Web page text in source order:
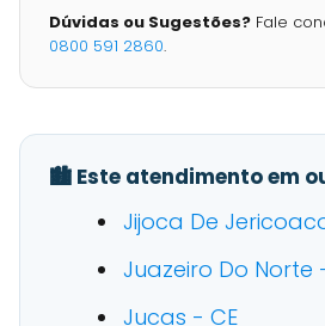
Dúvidas ou Sugestões? Fale
0800 591 2860.
🏙️ Este atendimento em
Jijoca De
Juazeiro Do Norte
Jucas - CE